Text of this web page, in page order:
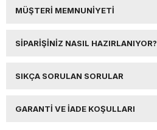
MÜŞTERI MEMNUNIYETI
SIPARIŞINIZ NASIL HAZIRLANIYOR?
SIKÇA SORULAN SORULAR
GARANTI VE İADE KOŞULLARI